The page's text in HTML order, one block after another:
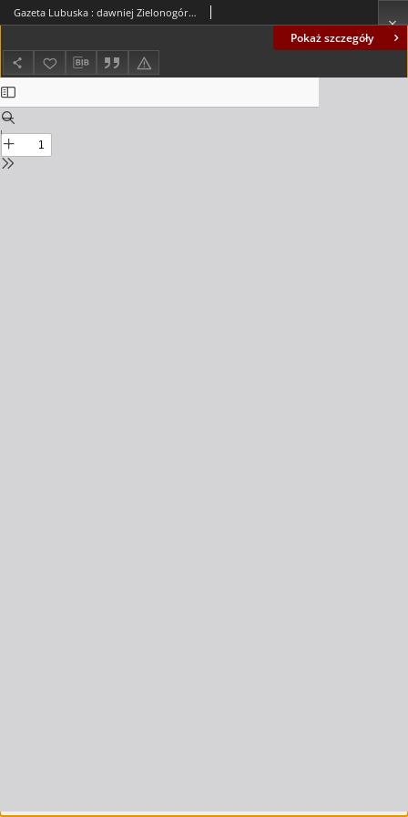
Pokaż szczegóły
Gazeta Lubuska : dawniej Zielonogórska-Gorzowska R. XLIV [właśc. XLV], nr 52 (1 marca 1996). - Wyd. 1